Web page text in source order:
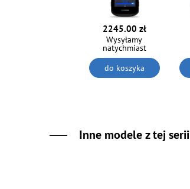
2245.00 zł
Wysyłamy
natychmiast
do koszyka
Inne modele z tej serii